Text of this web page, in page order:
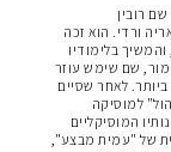
רובין
ורדי. הוא זכה
בלימודיו
שם שימש עוזר
לאחר שסיים
למוסיקה
המוסיקליים
של "עמית מבצע",